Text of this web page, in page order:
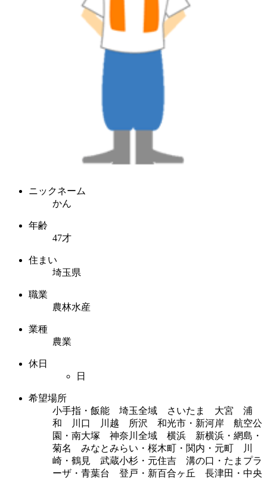
ニックネーム
かん
年齢
47才
住まい
埼玉県
職業
農林水産
業種
農業
休日
日
希望場所
小手指・飯能 埼玉全域 さいたま 大宮 浦
和 川口 川越 所沢 和光市・新河岸 航空公
園・南大塚 神奈川全域 横浜 新横浜・網島・
菊名 みなとみらい・桜木町・関内・元町 川
崎・鶴見 武蔵小杉・元住吉 溝の口・たまプラ
ーザ・青葉台 登戸・新百合ヶ丘 長津田・中央